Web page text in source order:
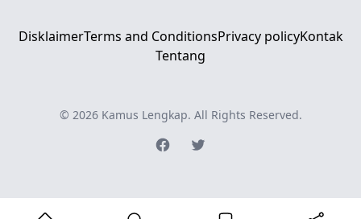
DisklaimerTerms and ConditionsPrivacy policyKontak
Tentang
© 2026 Kamus Lengkap. All Rights Reserved.